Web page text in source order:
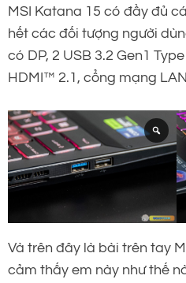
MSI Katana 15 có đầy đủ
hết các đối tượng người
có DP, 2 USB 3.2 Gen1
HDMI™ 2.1, cổng mạng
Và trên đây là bài trên tay
cảm thấy em này như thế